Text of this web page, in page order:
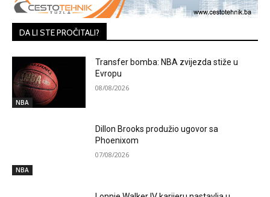
DA LI STE PROČITALI?
NBA
Transfer bomba: NBA zvijezda stiže u
Evropu
08/08/2026
NBA
Dillon Brooks produžio ugovor sa
Phoenixom
07/08/2026